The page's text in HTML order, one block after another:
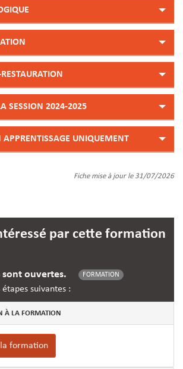
SESSION 2024-2025
APPRENTISSAGE UNIQUEMENT
Fiche mise à jour le 31/07/2026
par cette formation
sont ouvertes. FORMATION
suivantes :
À LA FORMATION
formation